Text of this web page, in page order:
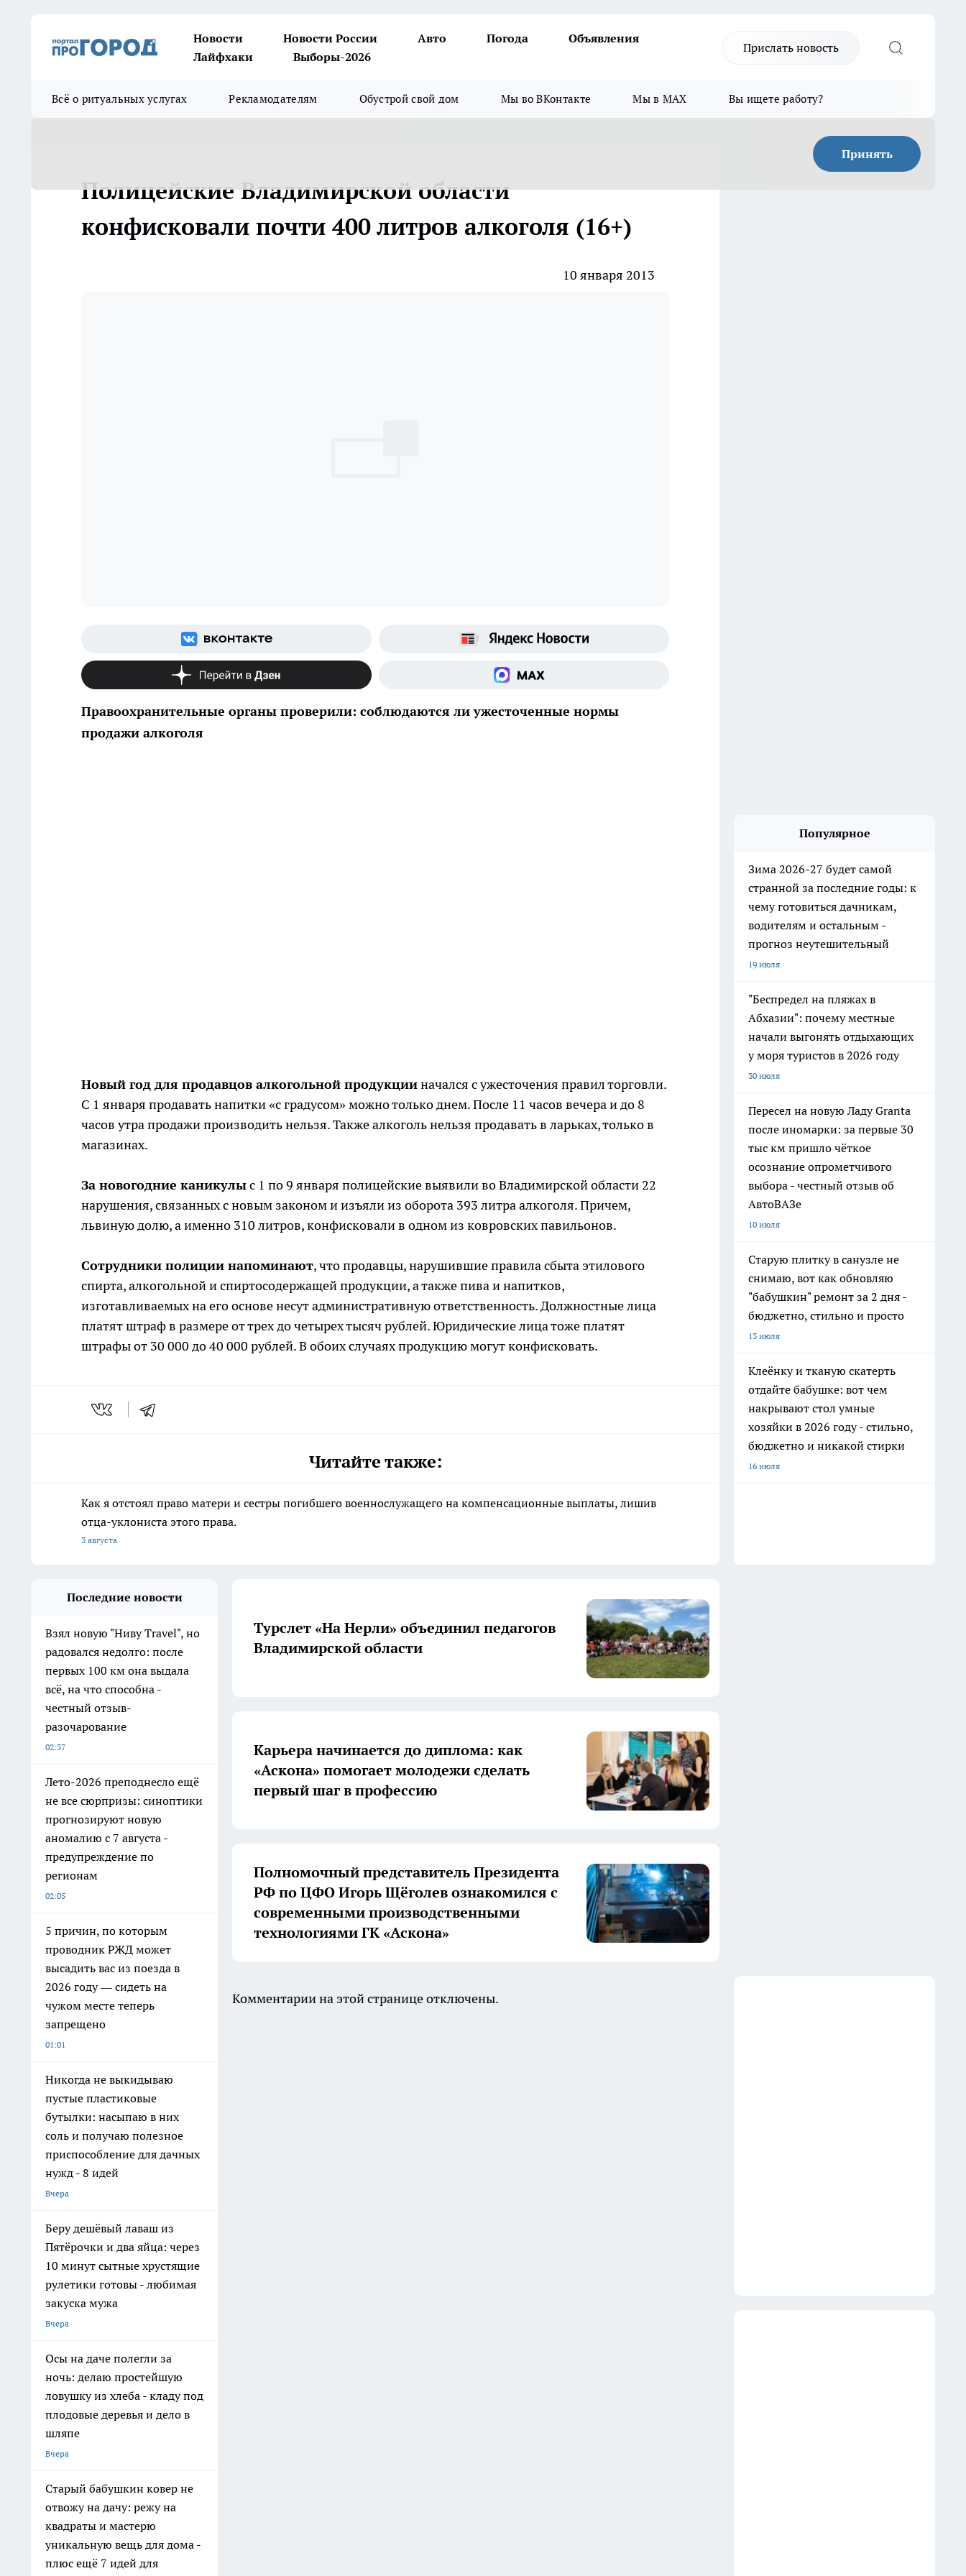
Новости Новости России Авто Погода
Объявления
Лайфхаки
Выборы-2026
Прислать новость
Всё о ритуальных услугах Рекламодателям Обустрой свой дом Мы во ВКонтакте Мы в MAX Вы ищете работу?
Принять
Полицейские Владимирской области
конфисковали почти 400 литров алкоголя (16+)
10 января 2013
Правоохранительные органы проверили: соблюдаются ли ужесточенные нормы
продажи алкоголя
Новый год для продавцов алкогольной продукцииначался с ужесточения правил торговли.
С 1 января продавать напитки «с градусом» можно только днем. После 11 часов вечера и до 8
часов утра продажи производить нельзя. Также алкоголь нельзя продавать в ларьках, только в
магазинах.
За новогодние каникулыс 1 по 9 января полицейские выявили во Владимирской области 22
нарушения, связанных с новым законом и изъяли из оборота 393 литра алкоголя. Причем,
львиную долю, а именно 310 литров, конфисковали в одном из ковровских павильонов.
Сотрудники полиции напоминают, что продавцы, нарушившие правила сбыта этилового
спирта, алкогольной и спиртосодержащей продукции, а также пива и напитков,
изготавливаемых на его основе несут административную ответственность. Должностные лица
платят штраф в размере от трех до четырех тысяч рублей. Юридические лица тоже платят
штрафы от 30 000 до 40 000 рублей. В обоих случаях продукцию могут конфисковать.
Читайте также:
Как я отстоял право матери и сестры погибшего военнослужащего на компенсационные выплаты, лишив
отца-уклониста этого права.
3 августа
Популярное
Зима 2026-27 будет самой
странной за последние годы: к
чему готовиться дачникам,
водителям и остальным -
прогноз неутешительный
19 июля
"Беспредел на пляжах в
Абхазии": почему местные
начали выгонять отдыхающих
у моря туристов в 2026 году
30 июля
Пересел на новую Ладу Granta
после иномарки: за первые 30
тыс км пришло чёткое
осознание опрометчивого
выбора - честный отзыв об
АвтоВАЗе
10 июля
Старую плитку в санузле не
снимаю, вот как обновляю
"бабушкин" ремонт за 2 дня -
бюджетно, стильно и просто
13 июля
Клеёнку и тканую скатерть
отдайте бабушке: вот чем
накрывают стол умные
хозяйки в 2026 году - стильно,
бюджетно и никакой стирки
16 июля
Последние новости
Взял новую "Ниву Travel", но
радовался недолго: после
первых 100 км она выдала
всё, на что способна -
честный отзыв-
разочарование
02:37
Лето-2026 преподнесло ещё
не все сюрпризы: синоптики
прогнозируют новую
аномалию с 7 августа -
предупреждение по
регионам
02:05
5 причин, по которым
проводник РЖД может
высадить вас из поезда в
2026 году — сидеть на
чужом месте теперь
запрещено
01:01
Никогда не выкидываю
пустые пластиковые
бутылки: насыпаю в них
соль и получаю полезное
приспособление для дачных
нужд - 8 идей
Вчера
Беру дешёвый лаваш из
Пятёрочки и два яйца: через
10 минут сытные хрустящие
рулетики готовы - любимая
закуска мужа
Вчера
Осы на даче полегли за
ночь: делаю простейшую
ловушку из хлеба - кладу под
плодовые деревья и дело в
шляпе
Вчера
Старый бабушкин ковер не
отвожу на дачу: режу на
квадраты и мастерю
уникальную вещь для дома -
плюс ещё 7 идей для
Турслет «На Нерли» объединил педагогов
Владимирской области
Карьера начинается до диплома: как
«Аскона» помогает молодежи сделать
первый шаг в профессию
Полномочный представитель Президента
РФ по ЦФО Игорь Щёголев ознакомился с
современными производственными
технологиями ГК «Аскона»
Комментарии на этой странице отключены.